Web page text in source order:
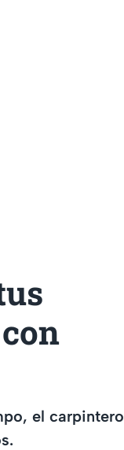
el carpintero